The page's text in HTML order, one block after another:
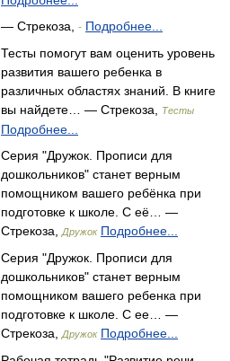
— Стрекоза, - Подробнее...
Тесты помогут вам оценить уровень
развития вашего ребенка в
различных областях знаний. В книге
вы найдете… — Стрекоза,
Тесты
Подробнее...
Серия "Дружок. Прописи для
дошкольников" станет верным
помощником вашего ребёнка при
подготовке к школе. С её… —
Стрекоза,
Дружок Подробнее...
Серия "Дружок. Прописи для
дошкольников" станет верным
помощником вашего ребенка при
подготовке к школе. С ее… —
Стрекоза,
Дружок Подробнее...